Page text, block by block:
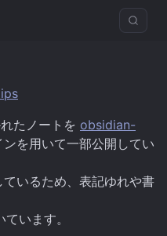
たノートを obsidian-
ンを用いて一部公開してい
いるため、表記ゆれや書
います。